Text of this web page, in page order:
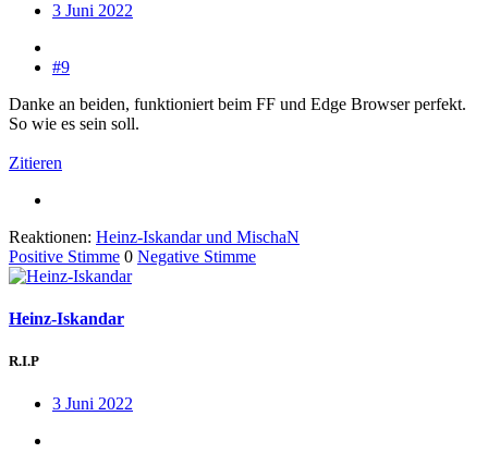
3 Juni 2022
#9
Danke an beiden, funktioniert beim FF und Edge Browser perfekt.
So wie es sein soll.
Zitieren
Reaktionen: Heinz-Iskandarund MischaN
Positive Stimme 0 Negative Stimme
Heinz-Iskandar
R.I.P
3 Juni 2022